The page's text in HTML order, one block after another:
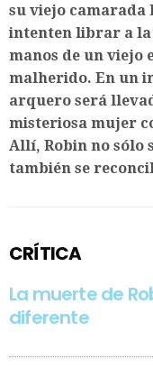
su viejo camarada
intenten librar a
manos de un viejo
malherido. En un
arquero será
misteriosa mujer
Allí, Robin no sólo
también se
CRÍTICA
La muerte de
diferente